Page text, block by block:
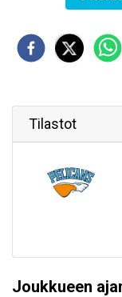
Tilastot
Joukkueen